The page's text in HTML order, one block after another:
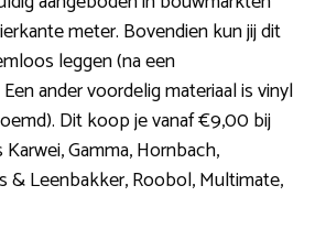
meter. Bovendien kun jij dit
leggen (na een
ander voordelig materiaal is vinyl
Dit koop je vanaf €9,00 bij
Gamma, Hornbach,
& Leenbakker, Roobol, Multimate,